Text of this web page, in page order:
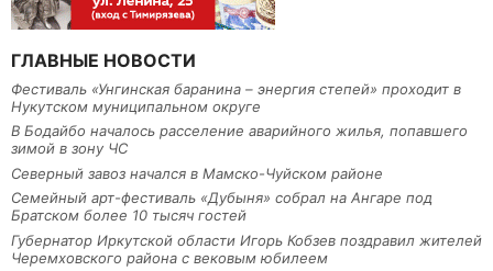
ГЛАВНЫЕ НОВОСТИ
Фестиваль «Унгинская баранина – энергия степей» проходит в
Нукутском муниципальном округе
В Бодайбо началось расселение аварийного жилья, попавшего
зимой в зону ЧС
Северный завоз начался в Мамско-Чуйском районе
Семейный арт-фестиваль «Дубыня» собрал на Ангаре под
Братском более 10 тысяч гостей
Губернатор Иркутской области Игорь Кобзев поздравил жителей
Черемховского района с вековым юбилеем